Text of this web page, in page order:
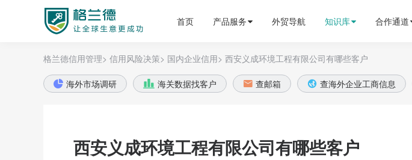
格兰德外贸获客平台 首页 产品服务 外贸导航 知识库 合作通道
格兰德信用管理> 信用风险决策> 国内企业信用> 西安义成环境工程有限公司有哪些客户
 海外市场调研  海关数据找客户  查邮箱  查海外企业工商信息
西安义成环境工程有限公司有哪些客户